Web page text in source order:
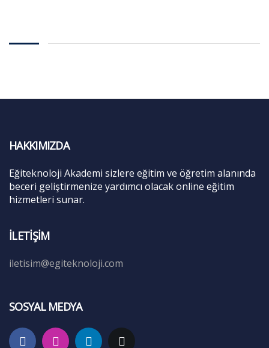
HAKKIMIZDA
Eğiteknoloji Akademi sizlere eğitim ve öğretim alanında
beceri geliştirmenize yardımcı olacak online eğitim
hizmetleri sunar.
İLETIŞIM
iletisim@egiteknoloji.com
SOSYAL MEDYA